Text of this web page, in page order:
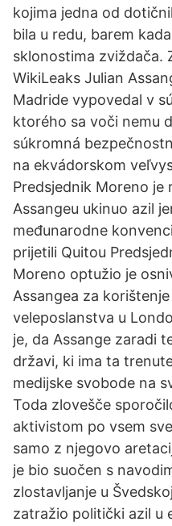
kojima jedna od
bila u redu, barem
sklonostima zviždača.
WikiLeaks Julian
Madride vypovedal v
ktorého sa voči nemu
súkromná
na ekvádorskom
Predsjednik Moreno je
Assangeu ukinuo azil
međunarodne
prijetili Quitou
Moreno optužio je
Assangea za
veleposlanstva u
je, da Assange zaradi
državi, ki ima ta
medijske svobode na
Toda zlovešče
aktivistom po vsem
samo z njegovo
je bio suočen s
zlostavljanje u
zatražio politički azil u